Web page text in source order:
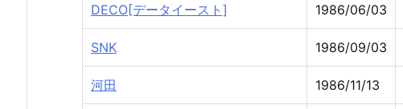
DECO[データイースト] 1986/06/03
SNK 1986/09/03
河田 1986/11/13